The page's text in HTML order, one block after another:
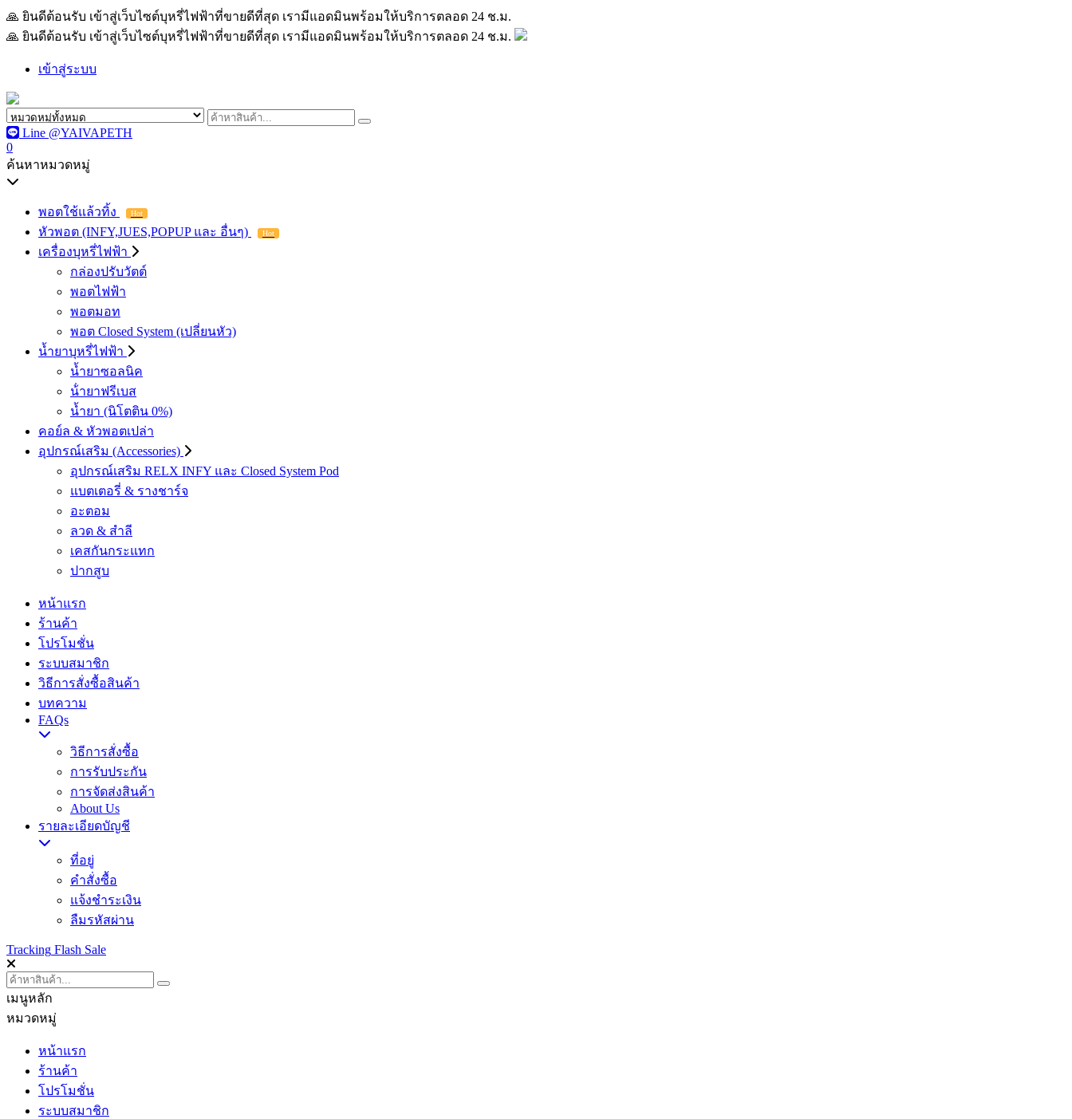
🙏 ยินดีต้อนรับ เข้าสู่เว็บไซต์บุหรี่ไฟฟ้าที่ขายดีที่สุด เรามีแอดมินพร้อมให้บริการตลอด 24 ช.ม.
🙏 ยินดีต้อนรับ เข้าสู่เว็บไซต์บุหรี่ไฟฟ้าที่ขายดีที่สุด เรามีแอดมินพร้อมให้บริการตลอด 24 ช.ม.
เข้าสู่ระบบ
Line @YAIVAPETH
0
ค้นหาหมวดหมู่
พอตใช้แล้วทิ้ง Hot
หัวพอต (INFY,JUES,POPUP และ อื่นๆ) Hot
เครื่องบุหรี่ไฟฟ้า
กล่องปรับวัตต์
พอตไฟฟ้า
พอตมอท
พอต Closed System (เปลี่ยนหัว)
น้ำยาบุหรี่ไฟฟ้า
น้ำยาซอลนิค
น้ํายาฟรีเบส
น้ำยา (นิโตติน 0%)
คอย์ล & หัวพอตเปล่า
อุปกรณ์เสริม (Accessories)
อุปกรณ์เสริม RELX INFY และ Closed System Pod
แบตเตอรี่ & รางชาร์จ
อะตอม
ลวด ​& สำลี
เคสกันกระแทก
ปากสูบ
หน้าแรก
ร้านค้า
โปรโมชั่น
ระบบสมาชิก
วิธีการสั่งซื้อสินค้า
บทความ
FAQs
วิธีการสั่งซื้อ
การรับประกัน
การจัดส่งสินค้า
About Us
รายละเอียดบัญชี
ที่อยู่
คำสั่งซื้อ
แจ้งชำระเงิน
ลืมรหัสผ่าน
Tracking Flash Sale
เมนูหลัก
หมวดหมู่
หน้าแรก
ร้านค้า
โปรโมชั่น
ระบบสมาชิก